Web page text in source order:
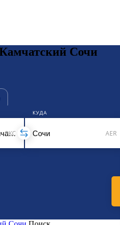
Сочи
PKC
КУДА
AER